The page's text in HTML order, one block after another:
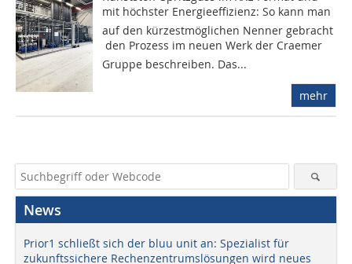
mit höchster Energieeffizienz: So kann man 
auf den kürzestmöglichen Nenner gebracht
 den Prozess im neuen Werk der Craemer
Gruppe beschreiben. Das...
mehr
News
Prior1 schließt sich der bluu unit an: Spezialist für
zukunftssichere Rechenzentrumslösungen wird neues